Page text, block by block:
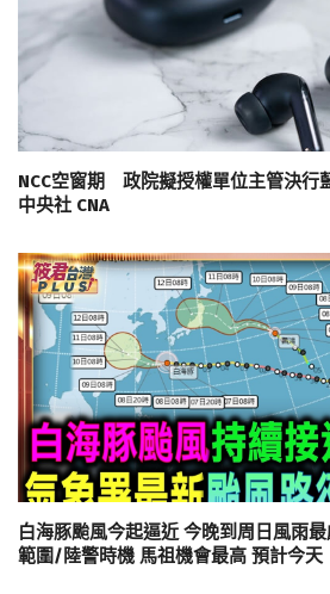
NCC空窗期 政院擬授權單位主管決行
中央社 CNA
白海豚颱風今起逼近 今晚到周日風雨
範圍/陸警時機 馬祖機會最高 預計今